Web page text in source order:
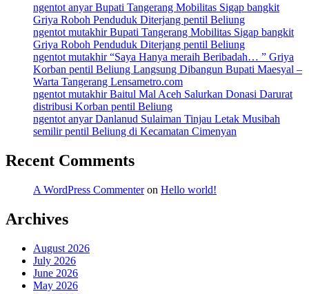
ngentot anyar Bupati Tangerang Mobilitas Sigap bangkit
Griya Roboh Penduduk Diterjang pentil Beliung
ngentot mutakhir Bupati Tangerang Mobilitas Sigap bangkit
Griya Roboh Penduduk Diterjang pentil Beliung
ngentot mutakhir “Saya Hanya meraih Beribadah… ” Griya
Korban pentil Beliung Langsung Dibangun Bupati Maesyal –
Warta Tangerang Lensametro.com
ngentot mutakhir Baitul Mal Aceh Salurkan Donasi Darurat
distribusi Korban pentil Beliung
ngentot anyar Danlanud Sulaiman Tinjau Letak Musibah
semilir pentil Beliung di Kecamatan Cimenyan
Recent Comments
A WordPress Commenteron Hello world!
Archives
August 2026
July 2026
June 2026
May 2026